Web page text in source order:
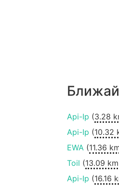
Api-Ip (3.28
Api-Ip (10.32
EWA(11.36
Toil (13.09 km
Api-Ip (16.16